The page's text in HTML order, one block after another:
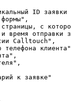
ID заявки
с
время отправки
Calltouch",
телефона
к заявке"